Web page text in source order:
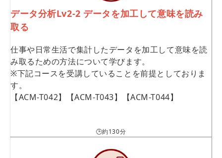
データ分析Lv2-2 データを加工して意味を読み
取る
仕事や日常生活で集計したデータを加工して意味を読
み取るための方法について学びます。
※下記コースを受講していることを前提としておりま
す。
【ACM-T042】【ACM-T043】【ACM-T044】
🕒約130分